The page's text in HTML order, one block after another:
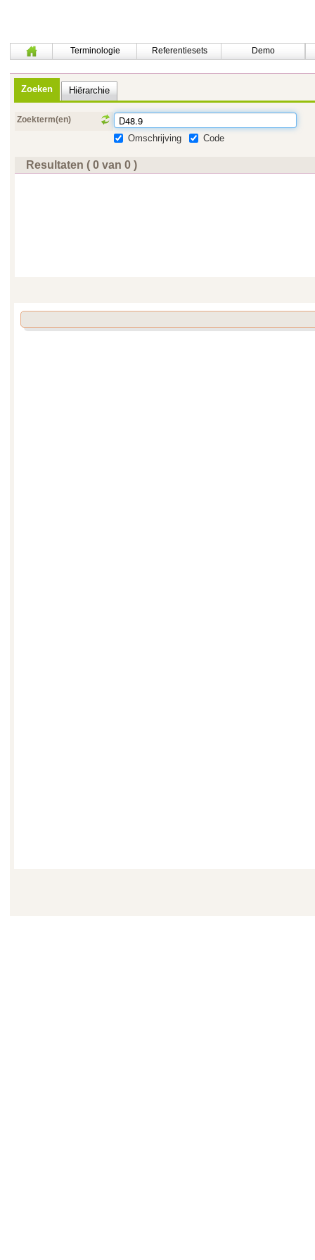
Terminologie Referentiesets Demo
Zoeken Hiërarchie
Zoekterm(en)
Omschrijving Code
Resultaten ( 0 van 0 )